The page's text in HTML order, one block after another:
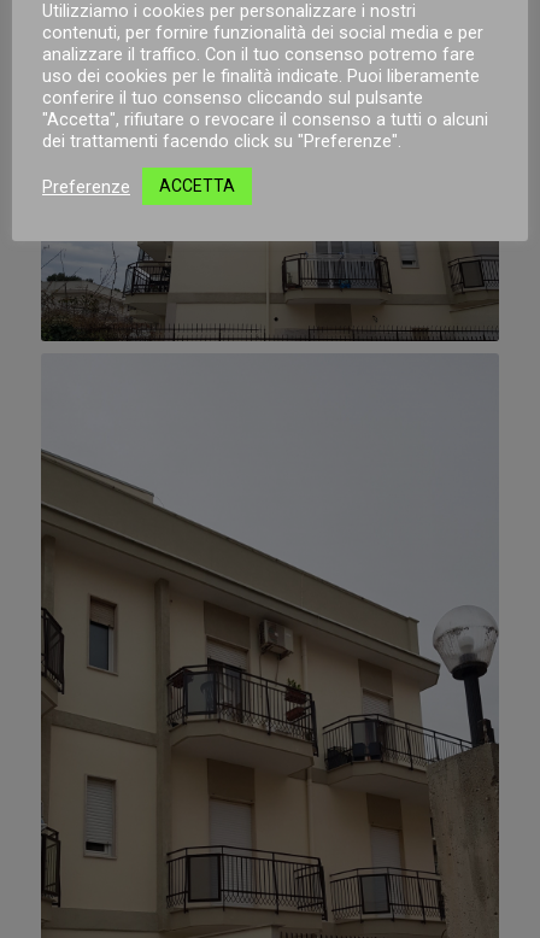
Utilizziamo i cookies per personalizzare i nostri
contenuti, per fornire funzionalità dei social media e per
analizzare il traffico. Con il tuo consenso potremo fare
uso dei cookies per le finalità indicate. Puoi liberamente
conferire il tuo consenso cliccando sul pulsante
"Accetta", rifiutare o revocare il consenso a tutti o alcuni
dei trattamenti facendo click su "Preferenze".
Preferenze ACCETTA